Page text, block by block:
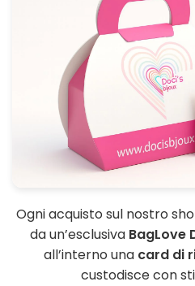
Ogni acquisto sul nostro
da un’esclusiva BagLove
all’interno una card di
custodisce con